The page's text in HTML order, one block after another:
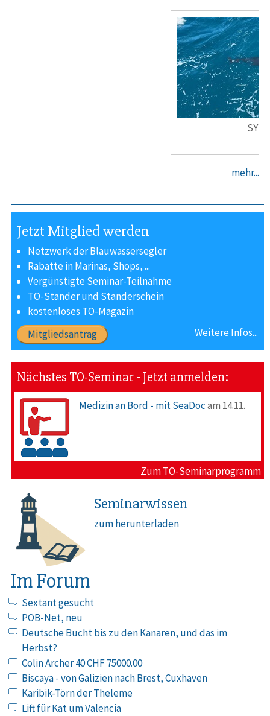
La
mehr...
Jetzt Mitglied werden
Netzwerk der Blauwassersegler
Rabatte in Marinas, Shops, ...
Vergünstigte Seminar-Teilnahme
TO-Stander und Standerschein
kostenloses TO-Magazin
Weitere Infos...
Mitgliedsantrag
Nächstes TO-Seminar ‐ Jetzt anmelden:
Medizin an Bord - mit SeaDocam 14.11.
Zum TO-Seminarprogramm
Seminarwissen
zum herunterladen
Im Forum
Sextant gesucht
POB-Net, neu
Deutsche Bucht bis zu den Kanaren, und das im
Herbst?
Colin Archer 40 CHF 75000.00
Biscaya - von Galizien nach Brest, Cuxhaven
Karibik-Törn der Theleme
Lift für Kat um Valencia